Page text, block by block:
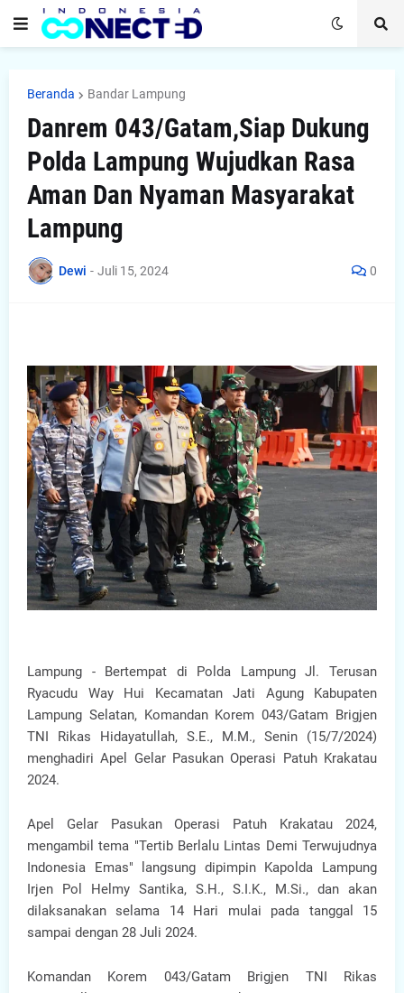
Beranda Bandar Lampung
Danrem 043/Gatam,Siap Dukung
Polda Lampung Wujudkan Rasa
Aman Dan Nyaman Masyarakat
Lampung
Dewi - Juli 15, 2024 0
Lampung - Bertempat di Polda Lampung Jl. Terusan
Ryacudu Way Hui Kecamatan Jati Agung Kabupaten
Lampung Selatan, Komandan Korem 043/Gatam Brigjen
TNI Rikas Hidayatullah, S.E., M.M., Senin (15/7/2024)
menghadiri Apel Gelar Pasukan Operasi Patuh Krakatau
2024.
Apel Gelar Pasukan Operasi Patuh Krakatau 2024,
mengambil tema "Tertib Berlalu Lintas Demi Terwujudnya
Indonesia Emas" langsung dipimpin Kapolda Lampung
Irjen Pol Helmy Santika, S.H., S.I.K., M.Si., dan akan
dilaksanakan selama 14 Hari mulai pada tanggal 15
sampai dengan 28 Juli 2024.
Komandan Korem 043/Gatam Brigjen TNI Rikas